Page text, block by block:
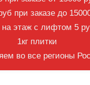
при заказе до
этаж с лифтом 5
1кг плитки
во все регионы